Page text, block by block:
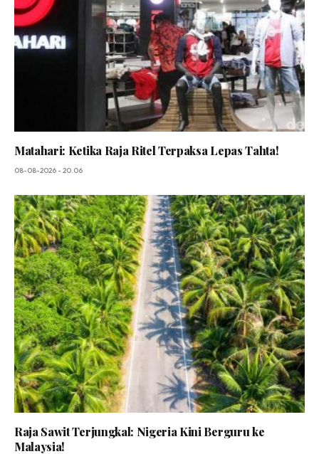
Matahari: Ketika Raja Ritel Terpaksa Lepas Tahta!
08-08-2026 - 20.06
Raja Sawit Terjungkal: Nigeria Kini Berguru ke
Malaysia!